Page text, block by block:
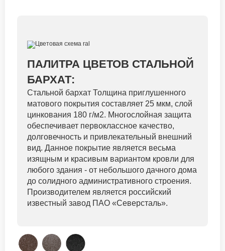
ПАЛИТРА ЦВЕТОВ СТАЛЬНОЙ
БАРХАТ:
Стальной бархат Толщина приглушенного
матового покрытия составляет 25 мкм, слой
цинкования 180 г/м2. Многослойная защита
обеспечивает первоклассное качество,
долговечность и привлекательный внешний
вид. Данное покрытие является весьма
изящным и красивым вариантом кровли для
любого здания - от небольшого дачного дома
до солидного административного строения.
Производителем является российский
известный завод ПАО «Северсталь».